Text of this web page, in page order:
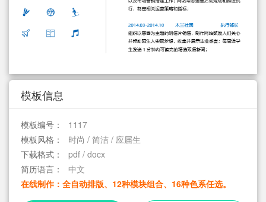
模板信息
模板编号：
1117
模板风格：
时尚 / 简洁 / 应届生
下载格式：
pdf / docx
简历语言：
中文
在线制作：全自动排版、12种模块组合、16种色系任选。